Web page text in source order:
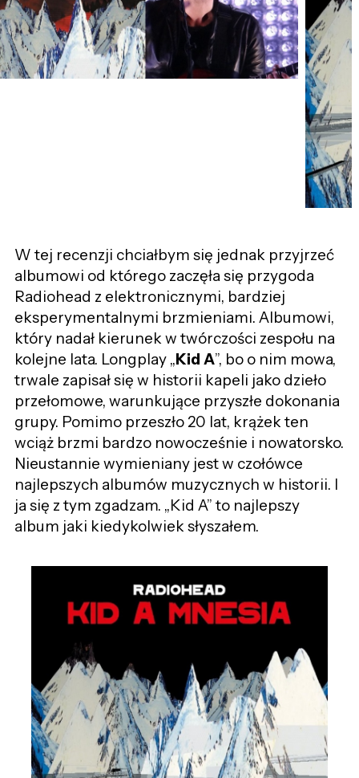
W tej recenzji chciałbym się jednak przyjrzeć
albumowi od którego zaczęła się przygoda
Radiohead z elektronicznymi, bardziej
eksperymentalnymi brzmieniami. Albumowi,
który nadał kierunek w twórczości zespołu na
kolejne lata. Longplay „Kid A”, bo o nim mowa,
trwale zapisał się w historii kapeli jako dzieło
przełomowe, warunkujące przyszłe dokonania
grupy. Pomimo przeszło 20 lat, krążek ten
wciąż brzmi bardzo nowocześnie i nowatorsko.
Nieustannie wymieniany jest w czołówce
najlepszych albumów muzycznych w historii. I
ja się z tym zgadzam. „Kid A” to najlepszy
album jaki kiedykolwiek słyszałem.